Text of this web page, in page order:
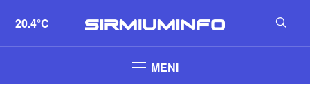
20.4°C
MENI